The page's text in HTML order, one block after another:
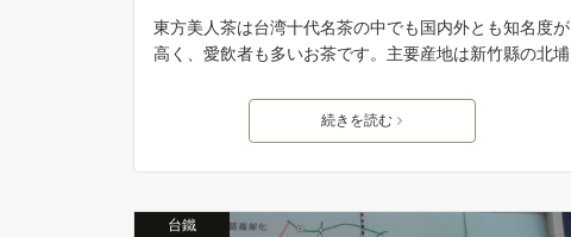
東方美人茶は台湾十代名茶の中でも国内外とも知名度が
高く、愛飲者も多いお茶です。主要産地は新竹縣の北埔
続きを読む
台鐵